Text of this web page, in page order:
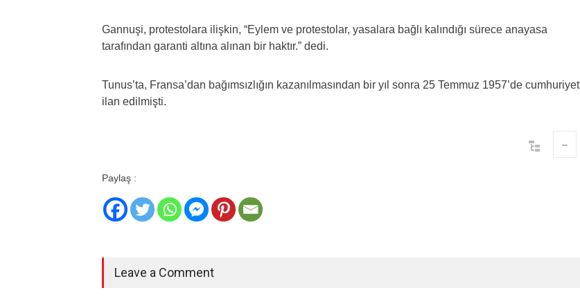
Gannuşi, protestolara ilişkin, “Eylem ve protestolar, yasalara bağlı kalındığı sürece anayasa
tarafından garanti altına alınan bir haktır.” dedi.
Tunus’ta, Fransa’dan bağımsızlığın kazanılmasından bir yıl sonra 25 Temmuz 1957’de cumhuriyet
ilan edilmişti.
--
Paylaş :
Leave a Comment